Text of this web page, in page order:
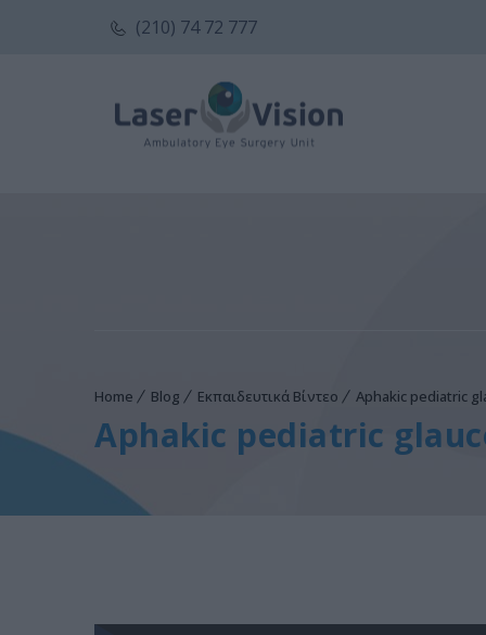
(210) 74 72 777
Home Blog Εκπαιδευτικά Βίντεο Aphakic pediatric
Aphakic pediatric